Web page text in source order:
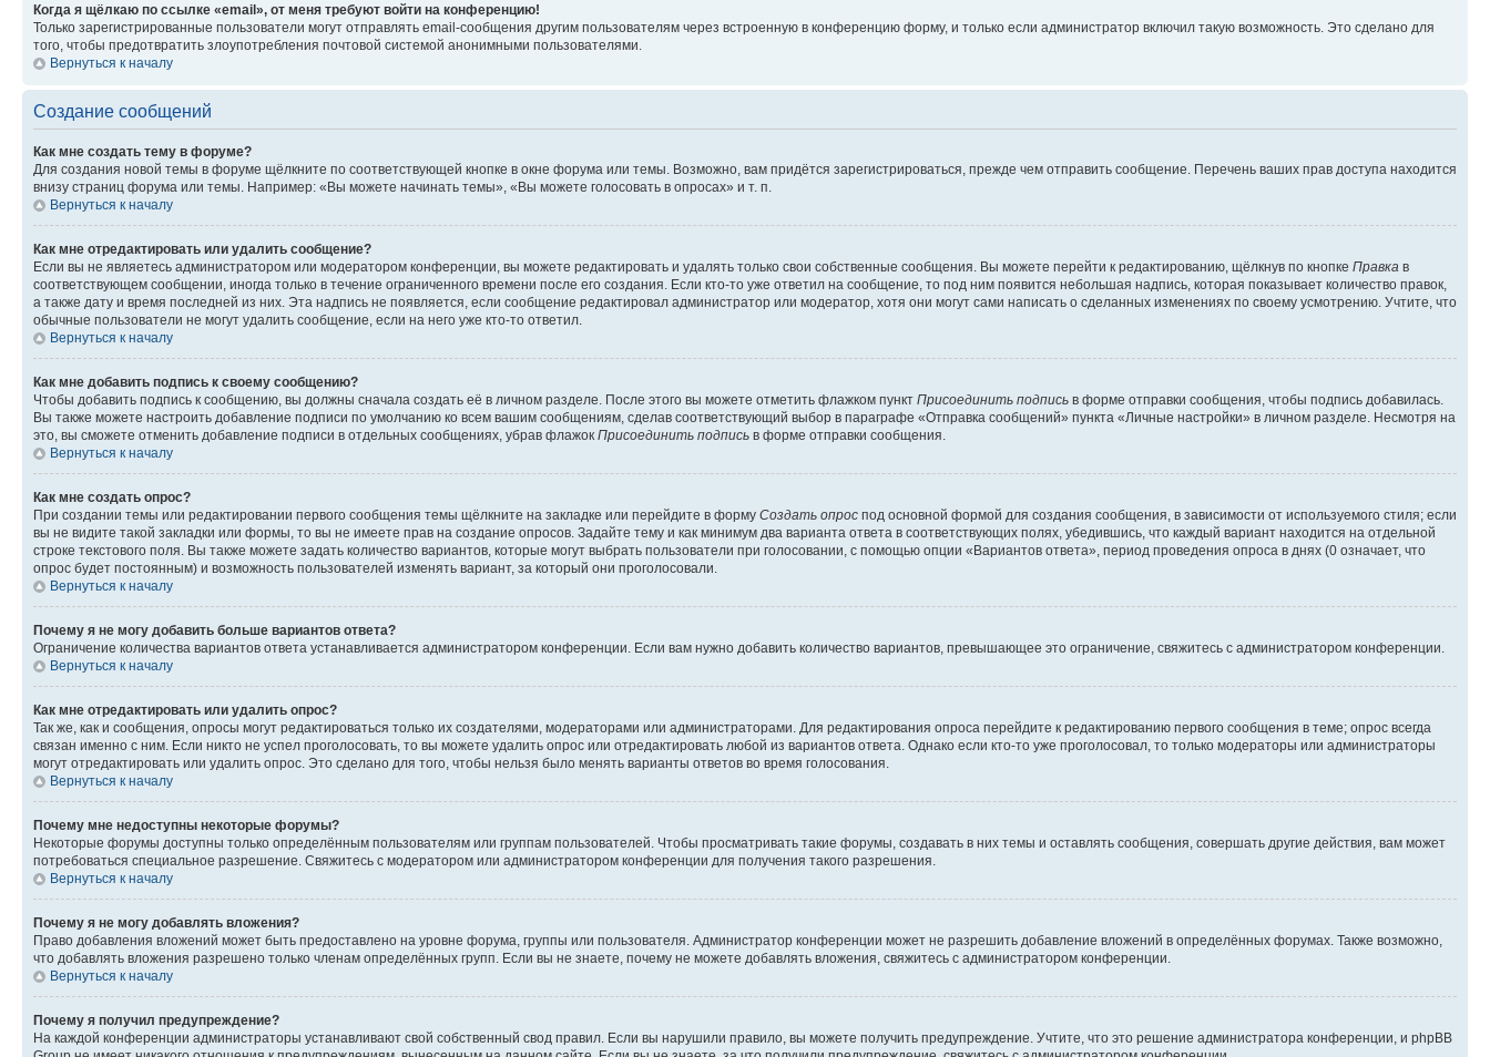
Когда я щёлкаю по ссылке «email», от меня требуют войти на конференцию!
Только зарегистрированные пользователи могут отправлять email-сообщения другим пользователям через встроенную в конференцию форму, и только если администратор включил такую возможность. Это сделано для
того, чтобы предотвратить злоупотребления почтовой системой анонимными пользователями.
Вернуться к началу
Создание сообщений
Как мне создать тему в форуме?
Для создания новой темы в форуме щёлкните по соответствующей кнопке в окне форума или темы. Возможно, вам придётся зарегистрироваться, прежде чем отправить сообщение. Перечень ваших прав доступа находится
внизу страниц форума или темы. Например: «Вы можете начинать темы», «Вы можете голосовать в опросах» и т. п.
Вернуться к началу
Как мне отредактировать или удалить сообщение?
Если вы не являетесь администратором или модератором конференции, вы можете редактировать и удалять только свои собственные сообщения. Вы можете перейти к редактированию, щёлкнув по кнопке Правка в
соответствующем сообщении, иногда только в течение ограниченного времени после его создания. Если кто-то уже ответил на сообщение, то под ним появится небольшая надпись, которая показывает количество правок,
а также дату и время последней из них. Эта надпись не появляется, если сообщение редактировал администратор или модератор, хотя они могут сами написать о сделанных изменениях по своему усмотрению. Учтите, что
обычные пользователи не могут удалить сообщение, если на него уже кто-то ответил.
Вернуться к началу
Как мне добавить подпись к своему сообщению?
Чтобы добавить подпись к сообщению, вы должны сначала создать её в личном разделе. После этого вы можете отметить флажком пункт Присоединить подпись в форме отправки сообщения, чтобы подпись добавилась.
Вы также можете настроить добавление подписи по умолчанию ко всем вашим сообщениям, сделав соответствующий выбор в параграфе «Отправка сообщений» пункта «Личные настройки» в личном разделе. Несмотря на
это, вы сможете отменить добавление подписи в отдельных сообщениях, убрав флажок Присоединить подпись в форме отправки сообщения.
Вернуться к началу
Как мне создать опрос?
При создании темы или редактировании первого сообщения темы щёлкните на закладке или перейдите в форму Создать опрос под основной формой для создания сообщения, в зависимости от используемого стиля; если
вы не видите такой закладки или формы, то вы не имеете прав на создание опросов. Задайте тему и как минимум два варианта ответа в соответствующих полях, убедившись, что каждый вариант находится на отдельной
строке текстового поля. Вы также можете задать количество вариантов, которые могут выбрать пользователи при голосовании, с помощью опции «Вариантов ответа», период проведения опроса в днях (0 означает, что
опрос будет постоянным) и возможность пользователей изменять вариант, за который они проголосовали.
Вернуться к началу
Почему я не могу добавить больше вариантов ответа?
Ограничение количества вариантов ответа устанавливается администратором конференции. Если вам нужно добавить количество вариантов, превышающее это ограничение, свяжитесь с администратором конференции.
Вернуться к началу
Как мне отредактировать или удалить опрос?
Так же, как и сообщения, опросы могут редактироваться только их создателями, модераторами или администраторами. Для редактирования опроса перейдите к редактированию первого сообщения в теме; опрос всегда
связан именно с ним. Если никто не успел проголосовать, то вы можете удалить опрос или отредактировать любой из вариантов ответа. Однако если кто-то уже проголосовал, то только модераторы или администраторы
могут отредактировать или удалить опрос. Это сделано для того, чтобы нельзя было менять варианты ответов во время голосования.
Вернуться к началу
Почему мне недоступны некоторые форумы?
Некоторые форумы доступны только определённым пользователям или группам пользователей. Чтобы просматривать такие форумы, создавать в них темы и оставлять сообщения, совершать другие действия, вам может
потребоваться специальное разрешение. Свяжитесь с модератором или администратором конференции для получения такого разрешения.
Вернуться к началу
Почему я не могу добавлять вложения?
Право добавления вложений может быть предоставлено на уровне форума, группы или пользователя. Администратор конференции может не разрешить добавление вложений в определённых форумах. Также возможно,
что добавлять вложения разрешено только членам определённых групп. Если вы не знаете, почему не можете добавлять вложения, свяжитесь с администратором конференции.
Вернуться к началу
Почему я получил предупреждение?
На каждой конференции администраторы устанавливают свой собственный свод правил. Если вы нарушили правило, вы можете получить предупреждение. Учтите, что это решение администратора конференции, и phpBB